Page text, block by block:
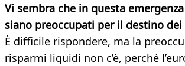
Vi sembra che in questa
siano preoccupati per il destino
È difficile rispondere, ma la
risparmi liquidi non c’è, perché